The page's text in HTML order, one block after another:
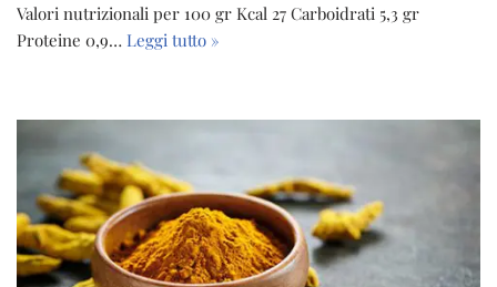
Valori nutrizionali per 100 gr Kcal 27 Carboidrati 5,3 gr
Proteine 0,9… Leggi tutto »